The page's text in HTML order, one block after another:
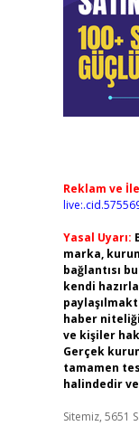
Reklam ve
Yasal Uyarı:
marka,
bağlantısı
kendi
haber
ve kişiler
Gerçek
tamamen
halindedir
Sitemiz, 5651